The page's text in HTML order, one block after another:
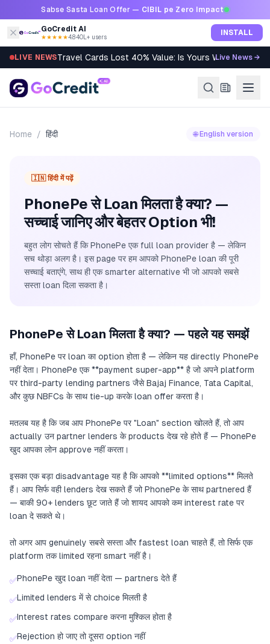
Skip to contentSabse Sasta Loan Offer — CIBIL pe Zero Impact
GoCredit AI
★★★★★4.8·40L+ users INSTALL
LIVE NEWSTravel Cards Lost 40% Value: Is Yours Worth It?
Live News →
Home / हिंदी 🌐 English version
🇮🇳 हिंदी में पढ़ें
PhonePe से Loan मिलता है क्या? —
सच्चाई जानिए और बेहतर Option भी!
बहुत लोग सोचते हैं कि PhonePe एक full loan provider है — लेकिन
सच थोड़ा अलग है। इस page पर हम आपको PhonePe loan की पूरी
सच्चाई बताएंगे, साथ ही एक smarter alternative भी जो आपको सबसे
सस्ता loan दिला सकता है।
PhonePe से Loan मिलता है क्या? — पहले यह समझें
हाँ, PhonePe पर loan का option होता है — लेकिन यह directly PhonePe
नहीं देता। PhonePe एक **payment super-app** है जो अपने platform
पर third-party lending partners जैसे Bajaj Finance, Tata Capital,
और कुछ NBFCs के साथ tie-up करके loan offer करता है।
मतलब यह है कि जब आप PhonePe पर "Loan" section खोलते हैं, तो आप
actually उन partner lenders के products देख रहे होते हैं — PhonePe
खुद आपका लोन approve नहीं करता।
इसका एक बड़ा disadvantage यह है कि आपको **limited options** मिलते
हैं। आप सिर्फ वही lenders देख सकते हैं जो PhonePe के साथ partnered हैं
— बाकी 90+ lenders छूट जाते हैं जो शायद आपको कम interest rate पर
loan दे सकते थे।
तो अगर आप genuinely सबसे सस्ता और fastest loan चाहते हैं, तो सिर्फ एक
platform तक limited रहना smart नहीं है।
✅PhonePe खुद loan नहीं देता — partners देते हैं
✅Limited lenders में से choice मिलती है
✅Interest rates compare करना मुश्किल होता है
✅Rejection हो जाए तो दूसरा option नहीं